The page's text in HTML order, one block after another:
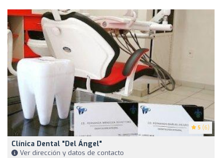
5 (6)
Clínica Dental "Del Ángel"
Ver dirección y datos de contacto